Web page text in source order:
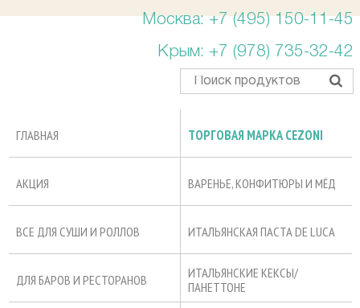
Москва: +7 (495) 150-11-45
Крым: +7 (978) 735-32-42
ГЛАВНАЯ ТОРГОВАЯ МАРКА CEZONI
АКЦИЯ ВАРЕНЬЕ, КОНФИТЮРЫ И МЁД
ВСЕ ДЛЯ СУШИ И РОЛЛОВ ИТАЛЬЯНСКАЯ ПАСТА DE LUCA
ДЛЯ БАРОВ И РЕСТОРАНОВ
ИТАЛЬЯНСКИЕ КЕКСЫ/
ПАНЕТТОНЕ